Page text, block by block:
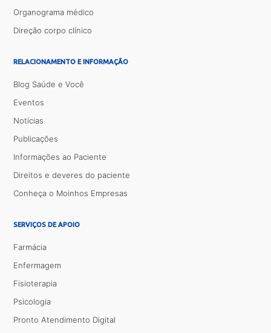
Organograma médico
Direção corpo clínico
RELACIONAMENTO E INFORMAÇÃO
Blog Saúde e Você
Eventos
Notícias
Publicações
Informações ao Paciente
Direitos e deveres do paciente
Conheça o Moinhos Empresas
SERVIÇOS DE APOIO
Farmácia
Enfermagem
Fisioterapia
Psicologia
Pronto Atendimento Digital